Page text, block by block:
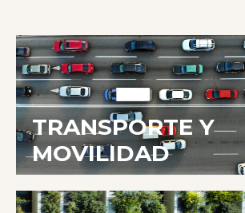
TRANSPORTE Y
MOVILIDAD